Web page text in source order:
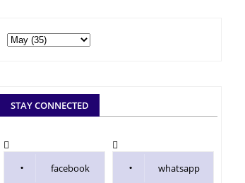
STAY CONNECTED
facebook whatsapp